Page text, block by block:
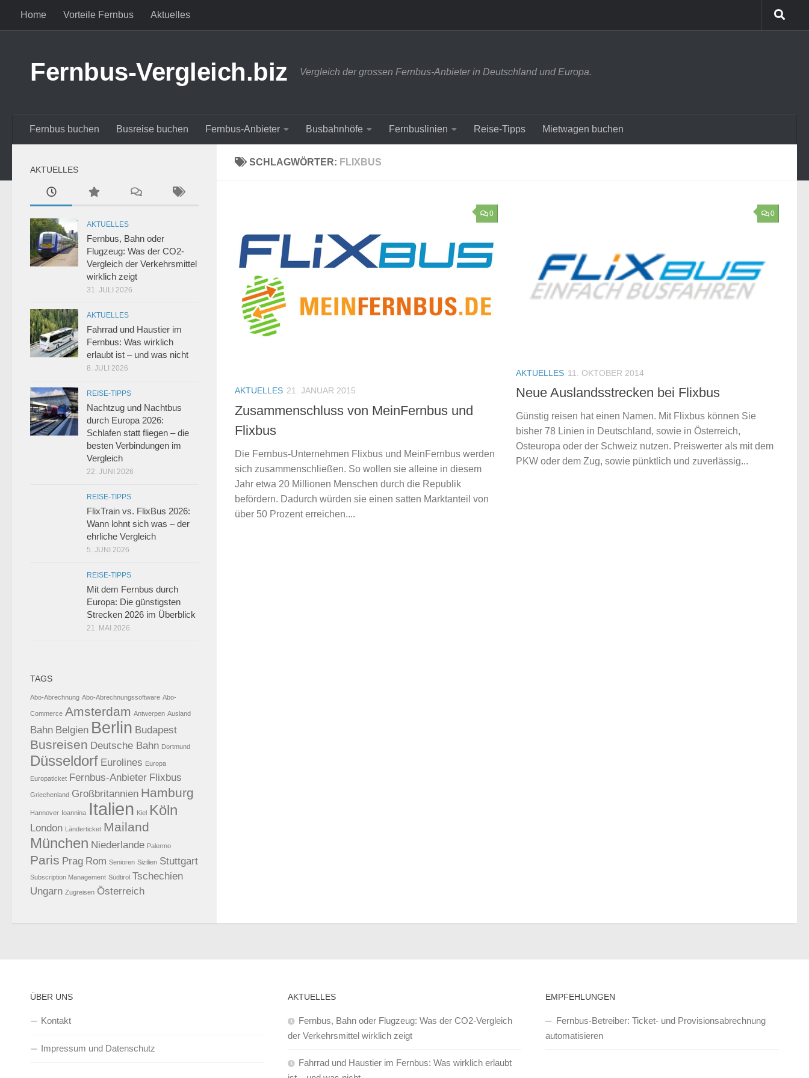
Zum Inhalt springen
Home Vorteile Fernbus Aktuelles
Fernbus-Vergleich.biz Vergleich der grossen Fernbus-Anbieter in Deutschland und Europa.
Fernbus buchen Busreise buchen Fernbus-Anbieter Busbahnhöfe Fernbuslinien Reise-Tipps Mietwagen buchen
SCHLAGWÖRTER: FLIXBUS
0
AKTUELLES 21. JANUAR 2015
Zusammenschluss von MeinFernbus und
Flixbus
Die Fernbus-Unternehmen Flixbus und MeinFernbus werden
sich zusammenschließen. So wollen sie alleine in diesem
Jahr etwa 20 Millionen Menschen durch die Republik
befördern. Dadurch würden sie einen satten Marktanteil von
über 50 Prozent erreichen....
0
AKTUELLES 11. OKTOBER 2014
Neue Auslandsstrecken bei Flixbus
Günstig reisen hat einen Namen. Mit Flixbus können Sie
bisher 78 Linien in Deutschland, sowie in Österreich,
Osteuropa oder der Schweiz nutzen. Preiswerter als mit dem
PKW oder dem Zug, sowie pünktlich und zuverlässig...
AKTUELLES
AKTUELLES
Fernbus, Bahn oder
Flugzeug: Was der CO2-
Vergleich der Verkehrsmittel
wirklich zeigt
31. JULI 2026
AKTUELLES
Fahrrad und Haustier im
Fernbus: Was wirklich
erlaubt ist – und was nicht
8. JULI 2026
REISE-TIPPS
Nachtzug und Nachtbus
durch Europa 2026:
Schlafen statt fliegen – die
besten Verbindungen im
Vergleich
22. JUNI 2026
REISE-TIPPS
FlixTrain vs. FlixBus 2026:
Wann lohnt sich was – der
ehrliche Vergleich
5. JUNI 2026
REISE-TIPPS
Mit dem Fernbus durch
Europa: Die günstigsten
Strecken 2026 im Überblick
21. MAI 2026
TAGS
Abo-Abrechnung Abo-Abrechnungssoftware Abo-
Commerce Amsterdam Antwerpen Ausland
Bahn Belgien Berlin Budapest
Busreisen Deutsche Bahn Dortmund
Düsseldorf Eurolines Europa
Europaticket Fernbus-Anbieter Flixbus
Griechenland Großbritannien Hamburg
Hannover Ioannina Italien Kiel Köln
London Länderticket Mailand
München Niederlande Palermo
Paris Prag Rom Senioren Sizilien Stuttgart
Subscription Management Südtirol Tschechien
Ungarn Zugreisen Österreich
ÜBER UNS
Kontakt
Impressum und Datenschutz
AKTUELLES
Fernbus, Bahn oder Flugzeug: Was der CO2-Vergleich
der Verkehrsmittel wirklich zeigt
Fahrrad und Haustier im Fernbus: Was wirklich erlaubt
EMPFEHLUNGEN
Fernbus-Betreiber: Ticket- und Provisionsabrechnung
automatisieren